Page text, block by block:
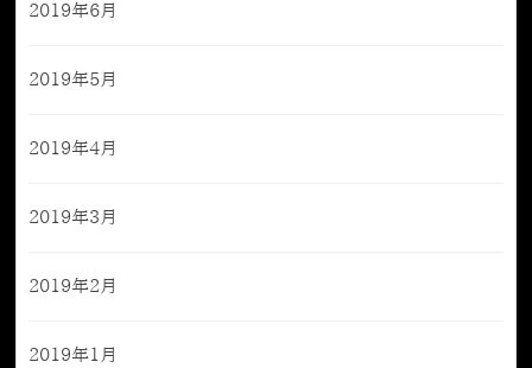
2019年6月
2019年5月
2019年4月
2019年3月
2019年2月
2019年1月